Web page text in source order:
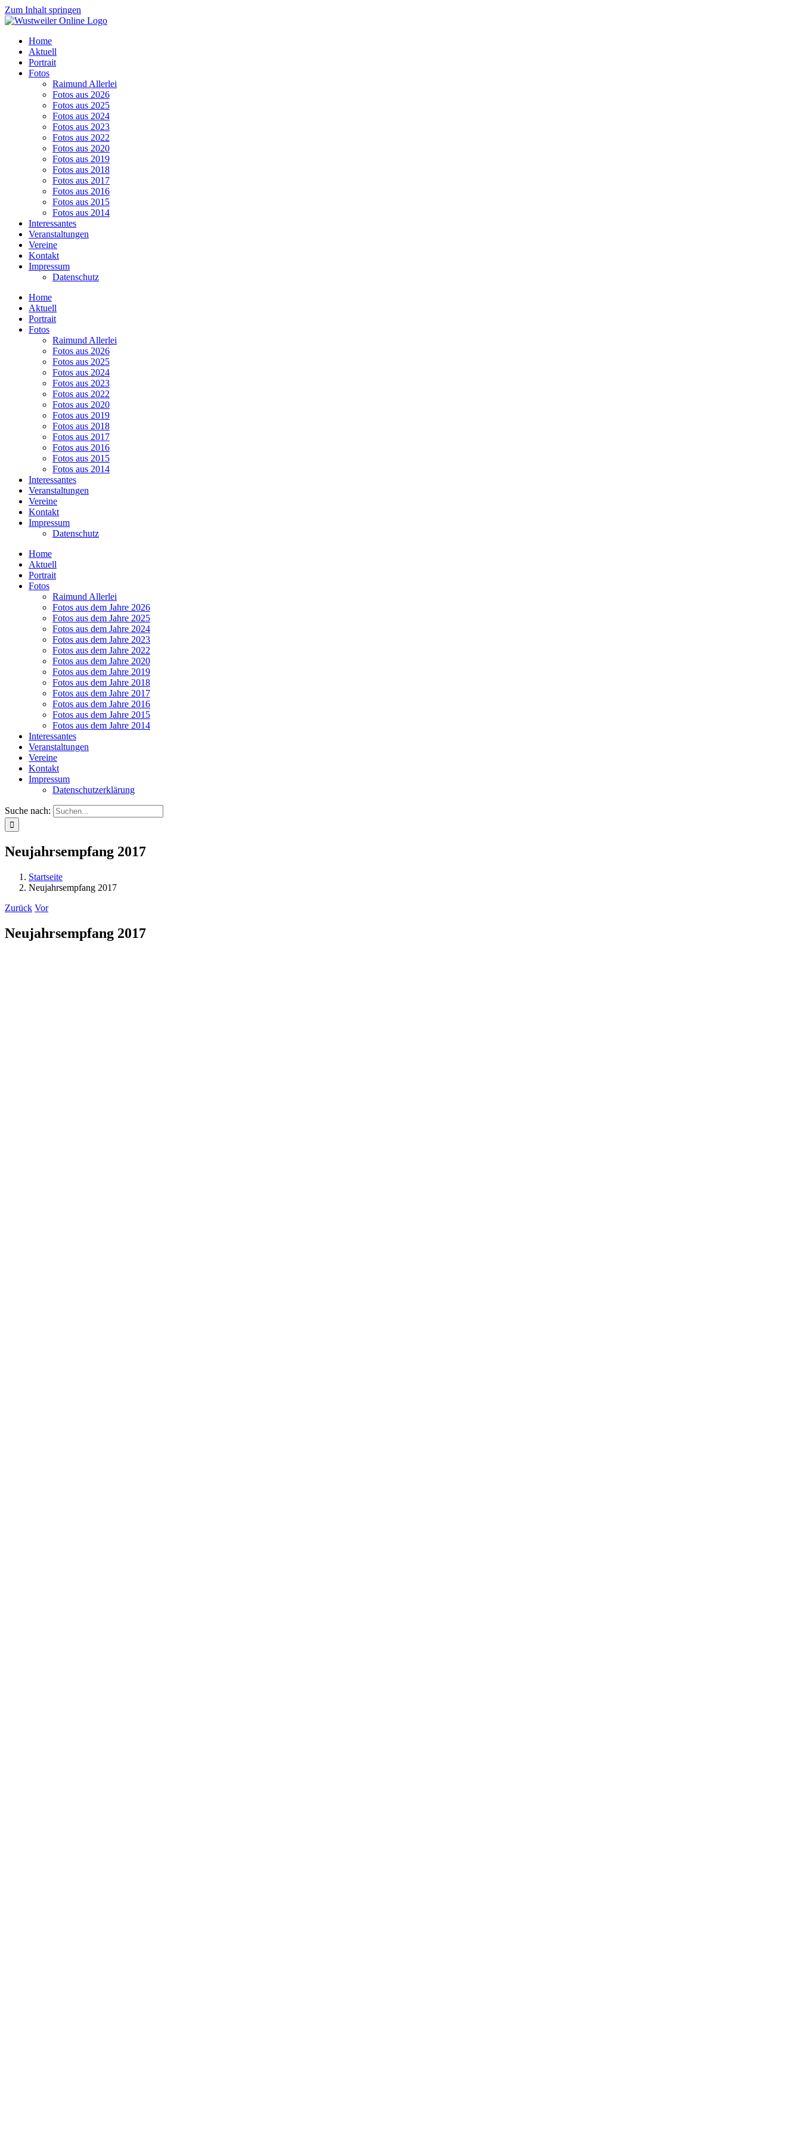
Zum Inhalt springen
Home
Aktuell
Portrait
Fotos
Raimund Allerlei
Fotos aus 2026
Fotos aus 2025
Fotos aus 2024
Fotos aus 2023
Fotos aus 2022
Fotos aus 2020
Fotos aus 2019
Fotos aus 2018
Fotos aus 2017
Fotos aus 2016
Fotos aus 2015
Fotos aus 2014
Interessantes
Veranstaltungen
Vereine
Kontakt
Impressum
Datenschutz
Home
Aktuell
Portrait
Fotos
Raimund Allerlei
Fotos aus 2026
Fotos aus 2025
Fotos aus 2024
Fotos aus 2023
Fotos aus 2022
Fotos aus 2020
Fotos aus 2019
Fotos aus 2018
Fotos aus 2017
Fotos aus 2016
Fotos aus 2015
Fotos aus 2014
Interessantes
Veranstaltungen
Vereine
Kontakt
Impressum
Datenschutz
Home
Aktuell
Portrait
Fotos
Raimund Allerlei
Fotos aus dem Jahre 2026
Fotos aus dem Jahre 2025
Fotos aus dem Jahre 2024
Fotos aus dem Jahre 2023
Fotos aus dem Jahre 2022
Fotos aus dem Jahre 2020
Fotos aus dem Jahre 2019
Fotos aus dem Jahre 2018
Fotos aus dem Jahre 2017
Fotos aus dem Jahre 2016
Fotos aus dem Jahre 2015
Fotos aus dem Jahre 2014
Interessantes
Veranstaltungen
Vereine
Kontakt
Impressum
Datenschutzerklärung
Suche nach:
Neujahrsempfang 2017
Startseite
Neujahrsempfang 2017
Zurück Vor
Neujahrsempfang 2017